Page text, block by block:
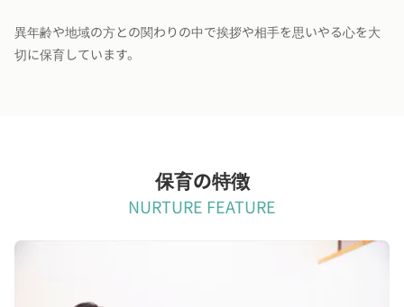
異年齢や地域の方との関わりの中で挨拶や相手を思いやる心を大
切に保育しています。
保育の特徴
NURTURE FEATURE